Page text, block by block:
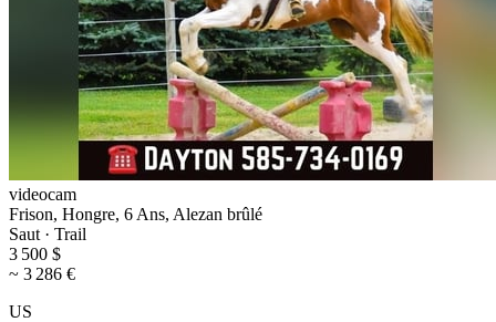
videocam
Frison, Hongre, 6 Ans, Alezan brûlé
Saut · Trail
3 500 $
~ 3 286 €
US